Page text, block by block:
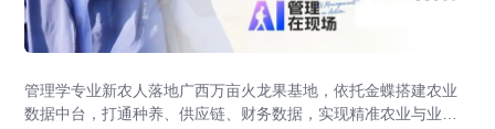
管理学专业新农人落地广西万亩火龙果基地，依托金蝶搭建农业
数据中台，打通种养、供应链、财务数据，实现精准农业与业财